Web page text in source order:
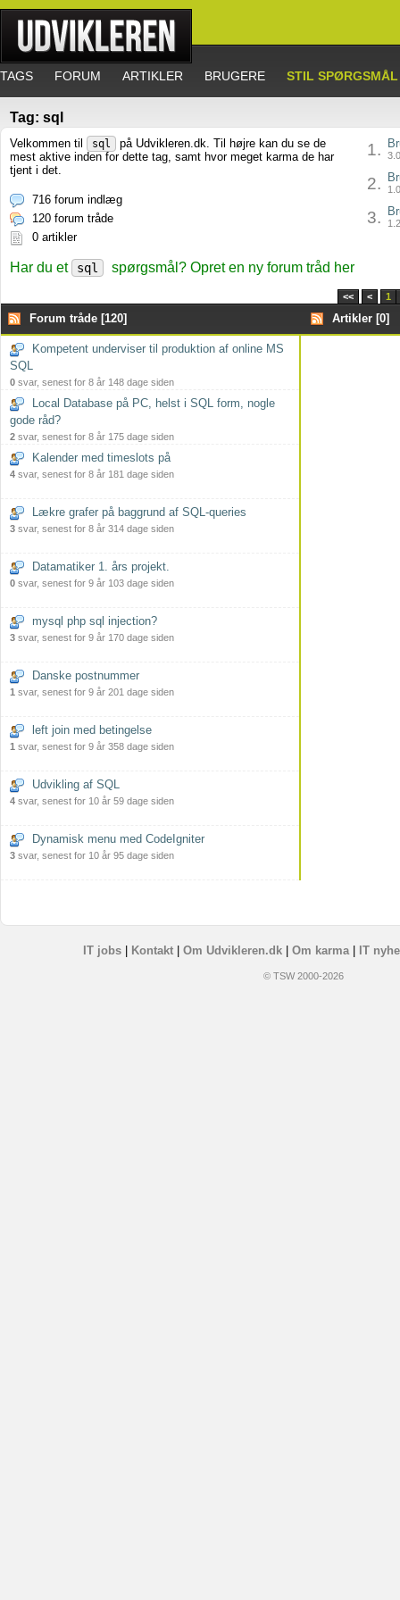
TAGS FORUM ARTIKLER BRUGERE STIL SPØRGSMÅL
Tag: sql
Velkommen til sql
på Udvikleren.dk. Til højre kan du se de
mest aktive inden for dette tag, samt hvor meget karma de har
tjent i det.
716 forum indlæg
120 forum tråde
0 artikler
1.
2.
3.
Har du et sql spørgsmål? Opret en ny forum tråd her
<< < 1
Forum tråde [120] Artikler [0]
Kompetent underviser til produktion af online MS
SQL
0 svar, senest for 8 år 148 dage siden
Local Database på PC, helst i SQL form, nogle
gode råd?
2 svar, senest for 8 år 175 dage siden
Kalender med timeslots på
4 svar, senest for 8 år 181 dage siden
Lækre grafer på baggrund af SQL-queries
3 svar, senest for 8 år 314 dage siden
Datamatiker 1. års projekt.
0 svar, senest for 9 år 103 dage siden
mysql php sql injection?
3 svar, senest for 9 år 170 dage siden
Danske postnummer
1 svar, senest for 9 år 201 dage siden
left join med betingelse
1 svar, senest for 9 år 358 dage siden
Udvikling af SQL
4 svar, senest for 10 år 59 dage siden
Dynamisk menu med CodeIgniter
3 svar, senest for 10 år 95 dage siden
IT jobs| Kontakt| Om Udvikleren.dk| Om karma| IT
© TSW 2000-2026